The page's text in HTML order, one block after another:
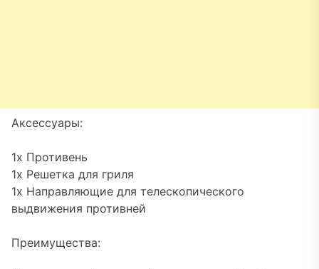
Аксессуары:
1x Противень
1x Решетка для гриля
1x Направляющие для телескопического
выдвижения противней
Преимущества: